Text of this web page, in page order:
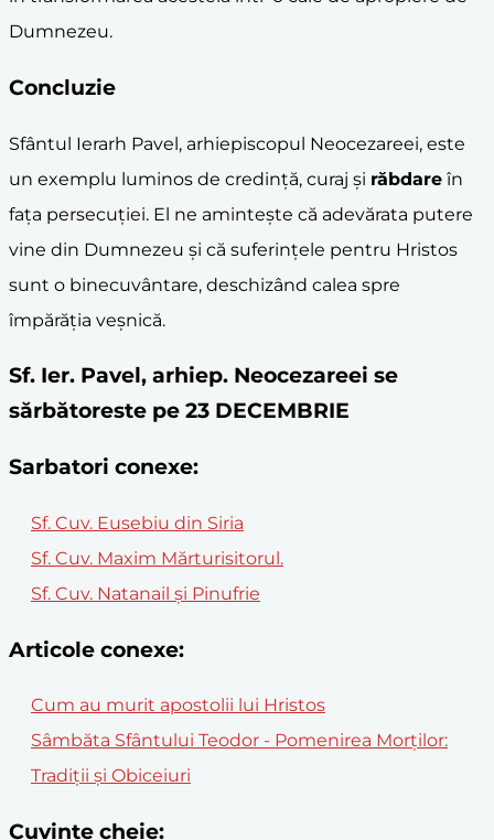
Dumnezeu.
Concluzie
Sfântul Ierarh Pavel, arhiepiscopul Neocezareei, este
un exemplu luminos de credință, curaj și răbdare în
fața persecuției. El ne amintește că adevărata putere
vine din Dumnezeu și că suferințele pentru Hristos
sunt o binecuvântare, deschizând calea spre
împărăția veșnică.
Sf. Ier. Pavel, arhiep. Neocezareei se
sărbătoreste pe 23 DECEMBRIE
Sarbatori conexe:
Sf. Cuv. Eusebiu din Siria
Sf. Cuv. Maxim Mărturisitorul.
Sf. Cuv. Natanail și Pinufrie
Articole conexe:
Cum au murit apostolii lui Hristos
Sâmbăta Sfântului Teodor - Pomenirea Morților:
Tradiții și Obiceiuri
Cuvinte cheie: